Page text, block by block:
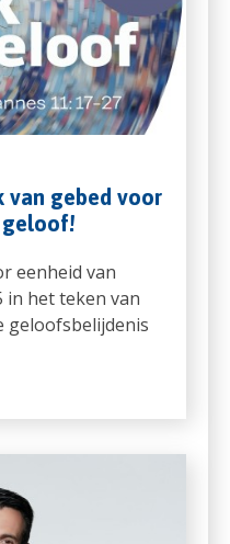
van gebed voor
geloof!
eenheid van
in het teken van
geloofsbelijdenis